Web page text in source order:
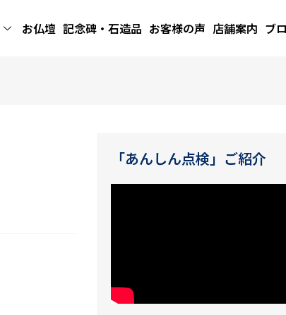
お仏壇 記念碑・石造品 お客様の声 店舗案内 ブ
「あんしん点検」ご紹介